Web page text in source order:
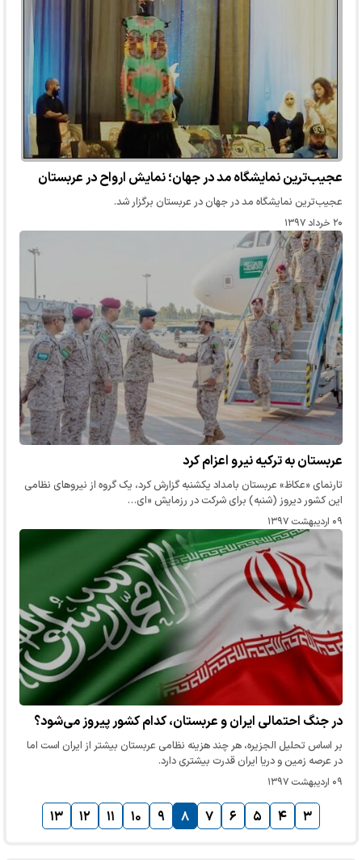
عجیب‌ترین نمایشگاه مد در جهان؛ نمایش ارواح در عربستان
عجیب‌ترین نمایشگاه مد در جهان در عربستان برگزار شد.
۲۰ خرداد ۱۳۹۷
عربستان به ترکیه نیرو اعزام کرد
تارنمای «عکاظ» عربستان بامداد یکشنبه گزارش کرد، یک گروه از نیروهای نظامی
این کشور دیروز (شنبه) برای شرکت در رزمایش «ای…
۰۹ اردیبهشت ۱۳۹۷
در جنگ احتمالی ایران و عربستان، کدام کشور پیروز می‌شود؟
بر اساس تحلیل الجزیره، هر چند هزینه نظامی عربستان بیشتر از ایران است اما
در عرصه زمین و دریا ایران قدرت بیشتری دارد.
۰۹ اردیبهشت ۱۳۹۷
۳ ۴ ۵ ۶ ۷ ۸ ۹ ۱۰ ۱۱ ۱۲ ۱۳